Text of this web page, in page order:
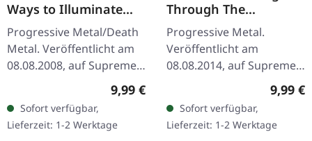
Ways to Illuminate
Silence | DIGIPAK CD
Progressive Metal/Death
Metal. Veröffentlicht am
08.08.2008, auf Supreme
Chaos Records. Limitierte
CD-Version im DigiPak mit
12-seitgem Booklet.…
Regulärer Preis:
9,99 €
Sofort verfügbar,
Lieferzeit: 1-2 Werktage
Through The
Borderlines | DIGIPAK
CD
Progressive Metal.
Veröffentlicht am
08.08.2014, auf Supreme
Chaos Records. Limitierte
CD im DigiPak. CRIB45 aus
Finnland sind ein kleiner
Geheimtipp…
9,99 €
Sofort verfügbar,
Lieferzeit: 1-2 Werktage